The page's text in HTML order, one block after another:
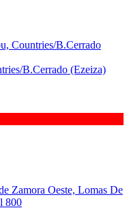
B.Cerrado (Ezeiza)